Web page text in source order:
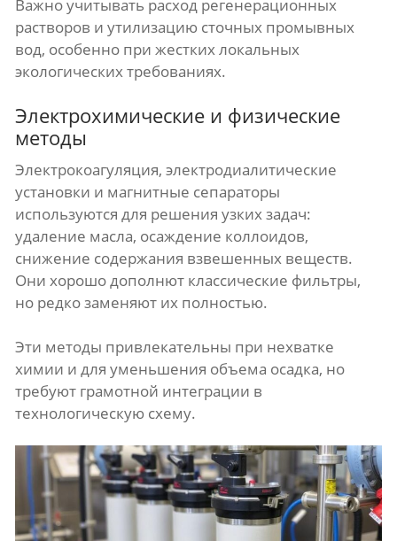
Важно учитывать расход регенерационных
растворов и утилизацию сточных промывных
вод, особенно при жестких локальных
экологических требованиях.
Электрохимические и физические
методы
Электрокоагуляция, электродиалитические
установки и магнитные сепараторы
используются для решения узких задач:
удаление масла, осаждение коллоидов,
снижение содержания взвешенных веществ.
Они хорошо дополнют классические фильтры,
но редко заменяют их полностью.
Эти методы привлекательны при нехватке
химии и для уменьшения объема осадка, но
требуют грамотной интеграции в
технологическую схему.